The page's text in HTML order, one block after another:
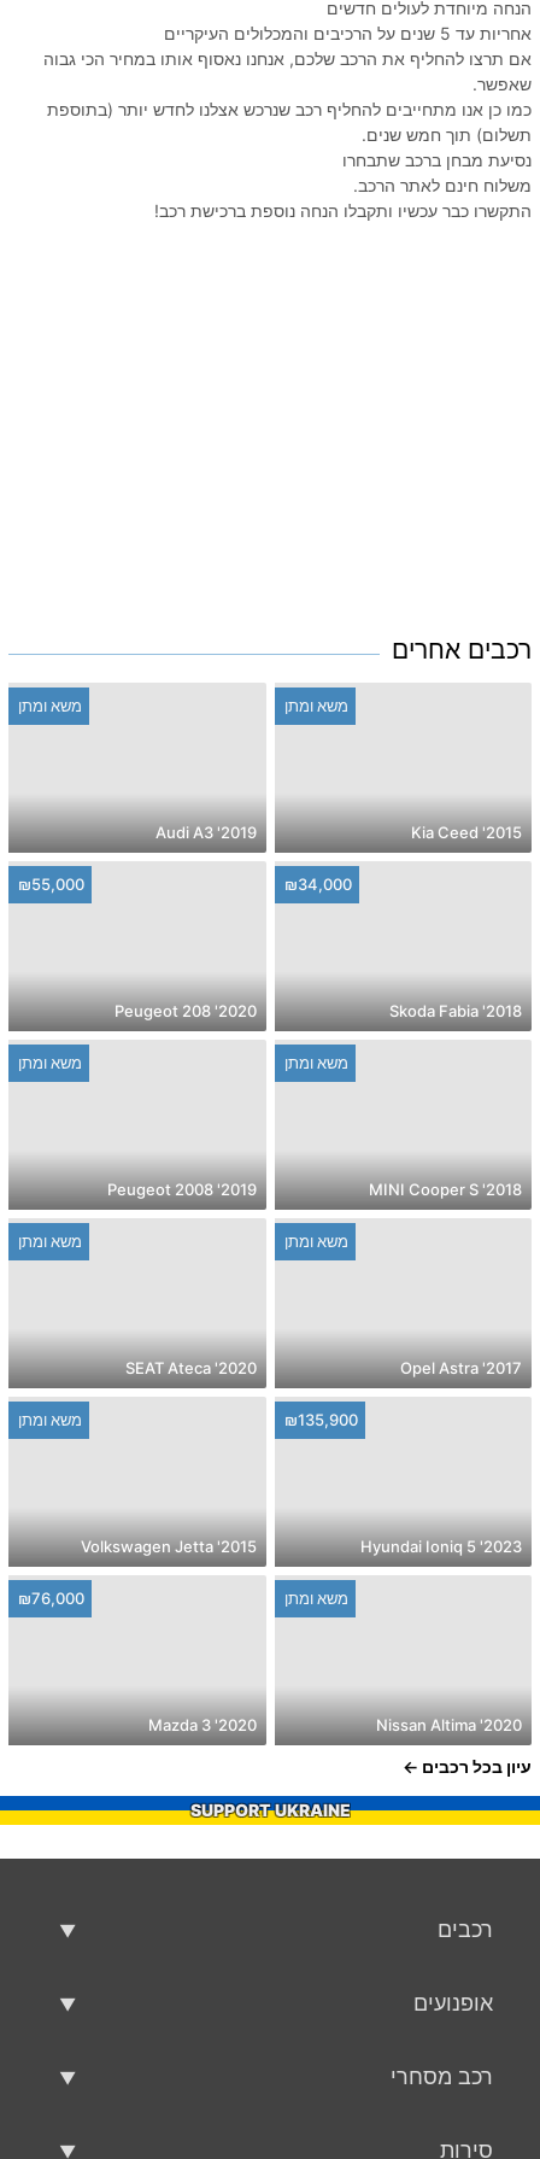
הנחה מיוחדת לעולים חדשים
אחריות עד 5 שנים על הרכיבים והמכלולים העיקריים
אם תרצו להחליף את הרכב שלכם, אנחנו נאסוף אותו במחיר הכי גבוה
שאפשר.
כמו כן אנו מתחייבים להחליף רכב שנרכש אצלנו לחדש יותר (בתוספת
תשלום) תוך חמש שנים.
נסיעת מבחן ברכב שתבחרו
משלוח חינם לאתר הרכב.
התקשרו כבר עכשיו ותקבלו הנחה נוספת ברכישת רכב!
רכבים אחרים
משא ומתן
2015' Kia Ceed
משא ומתן
2019' Audi A3
₪34,000
2018' Skoda Fabia
₪55,000
2020' Peugeot 208
משא ומתן
2018' MINI Cooper S
משא ומתן
2019' Peugeot 2008
משא ומתן
2017' Opel Astra
משא ומתן
2020' SEAT Ateca
₪135,900
2023' Hyundai Ioniq 5
משא ומתן
2015' Volkswagen Jetta
משא ומתן
2020' Nissan Altima
₪76,000
2020' Mazda 3
עיון בכל רכבים
SUPPORT UKRAINE
רכבים
אופנועים
רכב מסחרי
סירות